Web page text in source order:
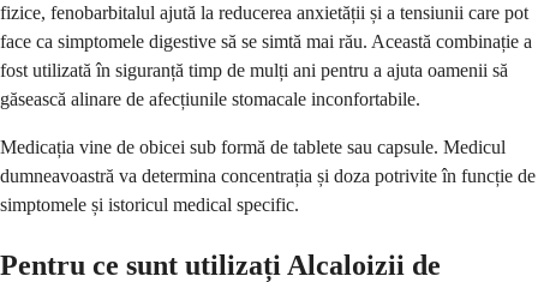
fizice, fenobarbitalul ajută la reducerea anxietății și a tensiunii care pot
face ca simptomele digestive să se simtă mai rău. Această combinație a
fost utilizată în siguranță timp de mulți ani pentru a ajuta oamenii să
găsească alinare de afecțiunile stomacale inconfortabile.
Medicația vine de obicei sub formă de tablete sau capsule. Medicul
dumneavoastră va determina concentrația și doza potrivite în funcție de
simptomele și istoricul medical specific.
Pentru ce sunt utilizați Alcaloizii de